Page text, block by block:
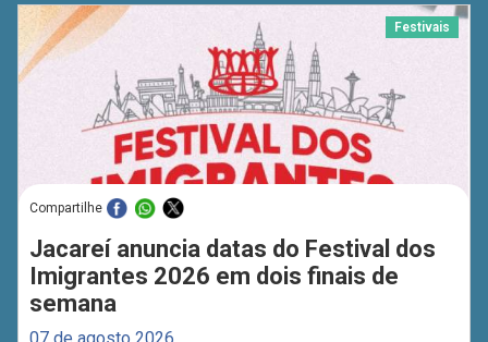
Festivais
Compartilhe
Jacareí anuncia datas do Festival dos
Imigrantes 2026 em dois finais de
semana